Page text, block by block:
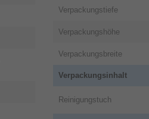
Verpackungstiefe
Verpackungshöhe
Verpackungsbreite
Verpackungsinhalt
Reinigungstuch